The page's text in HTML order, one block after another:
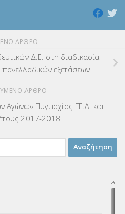
ΆΡΘΡΟ
Δ.Ε. στη διαδικασία
εξετάσεων
ΆΡΘΡΟ
Αγώνων Πυγμαχίας ΓΕ.Λ. και
2017-2018